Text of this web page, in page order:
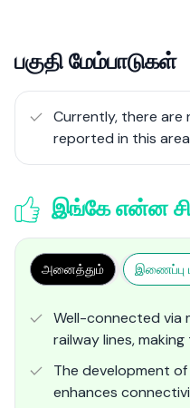
பகுதி மேம்பாடுகள்
Currently, there are
reported in this
இங்கே என்ன
அனைத்தும் இணைப்பு
Well-connected via
railway lines,
The development
enhances